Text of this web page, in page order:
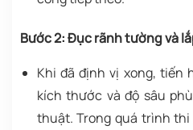
Bước 2: Đục rãnh tường và
Khi đã định vị xong, tiến
kích thước và độ sâu
thuật. Trong quá trình